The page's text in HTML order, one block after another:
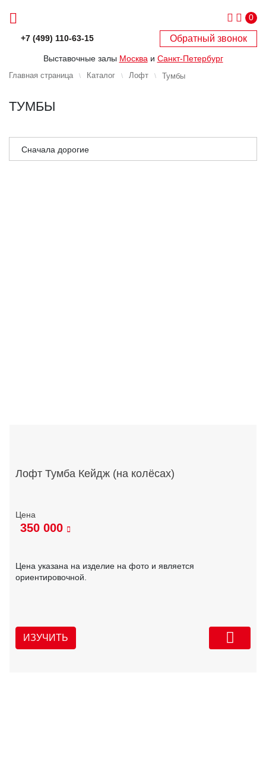
0
+7 (499) 110-63-15 Обратный звонок
Выставочные залы Москва и Санкт-Петербург
Главная страница Каталог Лофт Тумбы
ТУМБЫ
Сначала дорогие
Лофт Тумба Кейдж (на колёсах)
350 000
Цена указана на изделие на фото и является
ориентировочной.
ИЗУЧИТЬ